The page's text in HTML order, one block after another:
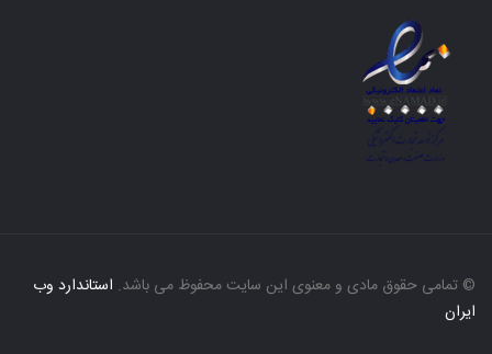
© تمامی حقوق مادی و معنوی این سایت محفوظ می باشد. استاندارد وب
ایران